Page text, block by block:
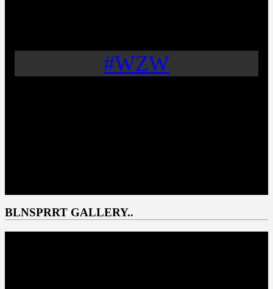
#WZW
BLNSPRRT GALLERY..